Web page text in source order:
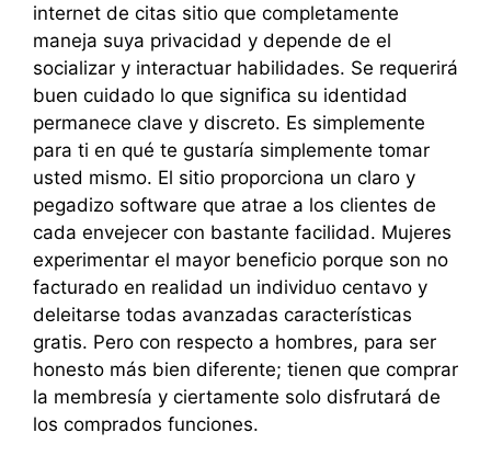
internet de citas sitio que completamente
maneja suya privacidad y depende de el
socializar y interactuar habilidades. Se requerirá
buen cuidado lo que significa su identidad
permanece clave y discreto. Es simplemente
para ti en qué te gustaría simplemente tomar
usted mismo. El sitio proporciona un claro y
pegadizo software que atrae a los clientes de
cada envejecer con bastante facilidad. Mujeres
experimentar el mayor beneficio porque son no
facturado en realidad un individuo centavo y
deleitarse todas avanzadas características
gratis. Pero con respecto a hombres, para ser
honesto más bien diferente; tienen que comprar
la membresía y ciertamente solo disfrutará de
los comprados funciones.